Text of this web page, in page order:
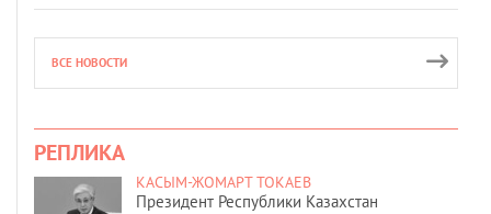
ВСЕ НОВОСТИ
РЕПЛИКА
КАСЫМ-ЖОМАРТ ТОКАЕВ
Президент Республики Казахстан